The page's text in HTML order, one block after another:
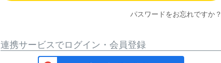
パスワードをお忘れですか？
連携サービスでログイン・会員登録